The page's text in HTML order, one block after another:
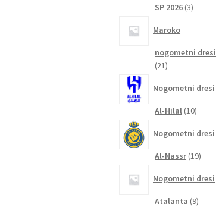
SP 2026 33
Maroko
nogometni dresi
2121
Nogometni dresi
Al-Hilal 1010
Nogometni dresi
Al-Nassr 1919
Nogometni dresi
Atalanta 99